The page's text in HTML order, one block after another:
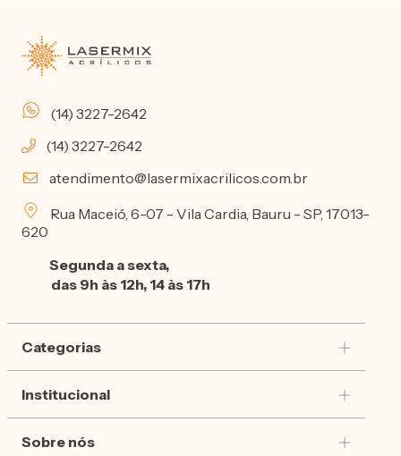
(14) 3227-2642
(14) 3227-2642
atendimento@lasermixacrilicos.com.br
Rua Maceió, 6-07 - Vila Cardia, Bauru - SP, 17013-
620
Segunda a sexta,
das 9h às 12h, 14 às 17h
Categorias
Institucional
Sobre nós